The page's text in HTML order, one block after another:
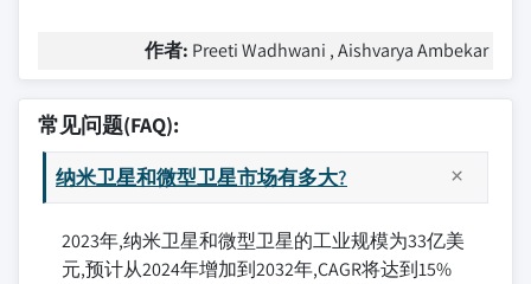
作者: Preeti Wadhwani , Aishvarya Ambekar
常见问题(FAQ):
纳米卫星和微型卫星市场有多大?
2023年,纳米卫星和微型卫星的工业规模为33亿美
元,预计从2024年增加到2032年,CAGR将达到15%